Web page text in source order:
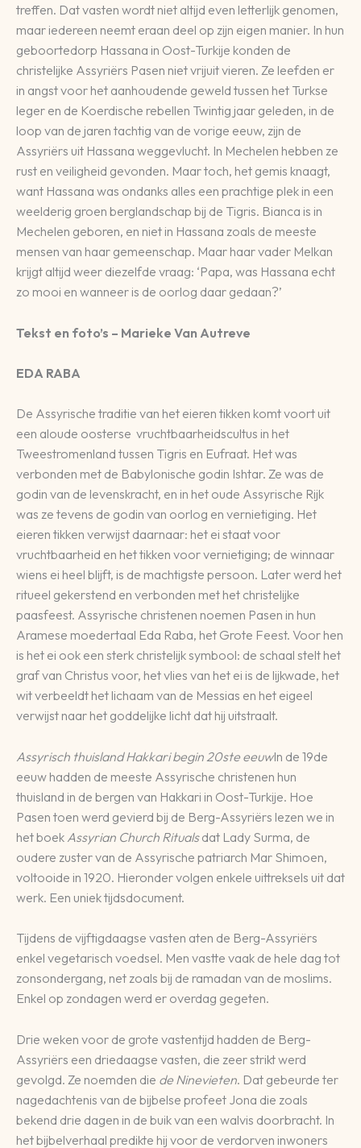
treffen. Dat vasten wordt niet altijd even letterlijk genomen,
maar iedereen neemt eraan deel op zijn eigen manier. In hun
geboortedorp Hassana in Oost-Turkije konden de
christelijke Assyriërs Pasen niet vrijuit vieren. Ze leefden er
in angst voor het aanhoudende geweld tussen het Turkse
leger en de Koerdische rebellen Twintig jaar geleden, in de
loop van de jaren tachtig van de vorige eeuw, zijn de
Assyriërs uit Hassana weggevlucht. In Mechelen hebben ze
rust en veiligheid gevonden. Maar toch, het gemis knaagt,
want Hassana was ondanks alles een prachtige plek in een
weelderig groen berglandschap bij de Tigris. Bianca is in
Mechelen geboren, en niet in Hassana zoals de meeste
mensen van haar gemeenschap. Maar haar vader Melkan
krijgt altijd weer diezelfde vraag: ‘Papa, was Hassana echt
zo mooi en wanneer is de oorlog daar gedaan?’
Tekst en foto’s – Marieke Van Autreve
EDA RABA
De Assyrische traditie van het eieren tikken komt voort uit
een aloude oosterse vruchtbaarheidscultus in het
Tweestromenland tussen Tigris en Eufraat. Het was
verbonden met de Babylonische godin Ishtar. Ze was de
godin van de levenskracht, en in het oude Assyrische Rijk
was ze tevens de godin van oorlog en vernietiging. Het
eieren tikken verwijst daarnaar: het ei staat voor
vruchtbaarheid en het tikken voor vernietiging; de winnaar
wiens ei heel blijft, is de machtigste persoon. Later werd het
ritueel gekerstend en verbonden met het christelijke
paasfeest. Assyrische christenen noemen Pasen in hun
Aramese moedertaal Eda Raba, het Grote Feest. Voor hen
is het ei ook een sterk christelijk symbool: de schaal stelt het
graf van Christus voor, het vlies van het ei is de lijkwade, het
wit verbeeldt het lichaam van de Messias en het eigeel
verwijst naar het goddelijke licht dat hij uitstraalt.
Assyrisch thuisland Hakkari begin 20ste eeuwIn de 19de
eeuw hadden de meeste Assyrische christenen hun
thuisland in de bergen van Hakkari in Oost-Turkije. Hoe
Pasen toen werd gevierd bij de Berg-Assyriërs lezen we in
het boek Assyrian Church Ritualsdat Lady Surma, de
oudere zuster van de Assyrische patriarch Mar Shimoen,
voltooide in 1920. Hieronder volgen enkele uittreksels uit dat
werk. Een uniek tijdsdocument.
Tijdens de vijftigdaagse vasten aten de Berg-Assyriërs
enkel vegetarisch voedsel. Men vastte vaak de hele dag tot
zonsondergang, net zoals bij de ramadan van de moslims.
Enkel op zondagen werd er overdag gegeten.
Drie weken voor de grote vastentijd hadden de Berg-
Assyriërs een driedaagse vasten, die zeer strikt werd
gevolgd. Ze noemden die de Ninevieten. Dat gebeurde ter
nagedachtenis van de bijbelse profeet Jona die zoals
bekend drie dagen in de buik van een walvis doorbracht. In
het bijbelverhaal predikte hij voor de verdorven inwoners